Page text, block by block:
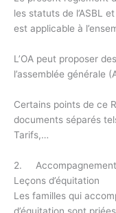
les statuts de l’ASBL
est applicable à
L’OA peut proposer
l’assemblée générale
Certains points de ce
documents séparés
Tarifs,…
2. Accompagnement
Leçons d’équitation
Les familles qui